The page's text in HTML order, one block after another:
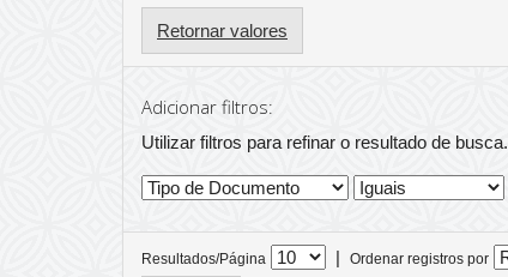
Retornar valores
Adicionar filtros:
Utilizar filtros para refinar o resultado de busca.
Resultados/Página | Ordenar registros por